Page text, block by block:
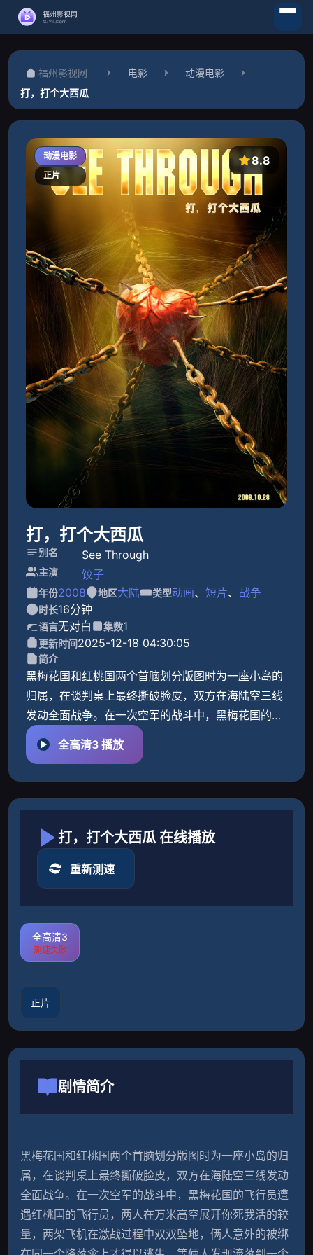
福州影视网 电影
动漫电影
打，打个大西瓜
动漫电影
正片
8.8
打，打个大西瓜
别名 See Through
主演 饺子
年份2008 地区大陆 类型动画、 短片、 战争
时长16分钟
语言无对白 集数1
更新时间2025-12-18 04:30:05
简介
黑梅花国和红桃国两个首脑划分版图时为一座小岛的
归属，在谈判桌上最终撕破脸皮，双方在海陆空三线
发动全面战争。在一次空军的战斗中，黑梅花国的飞
行员遭遇红桃国的飞行员，两人在万米高空展开你死
我活的较量，两架
全高清3 播放
打，打个大西瓜 在线播放
重新测速
全高清3
测速失败
正片
剧情简介
黑梅花国和红桃国两个首脑划分版图时为一座小岛的归
属，在谈判桌上最终撕破脸皮，双方在海陆空三线发动
全面战争。在一次空军的战斗中，黑梅花国的飞行员遭
遇红桃国的飞行员，两人在万米高空展开你死我活的较
量，两架飞机在激战过程中双双坠地，俩人意外的被绑